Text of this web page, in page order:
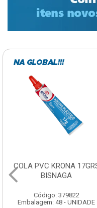
CURVA ELETRODUTO
GALVANIZADO PERFIL 90X
Código: 379867
Embalagem: 1 - UNIDADE